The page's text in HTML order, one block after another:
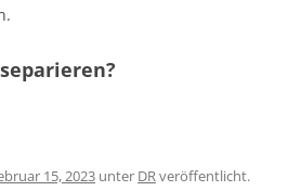
15, 2023 unter DRveröffentlicht.